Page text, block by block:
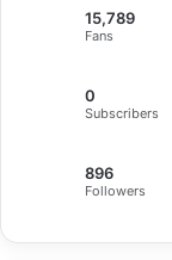
15,789
Fans
0
Subscribers
896
Followers